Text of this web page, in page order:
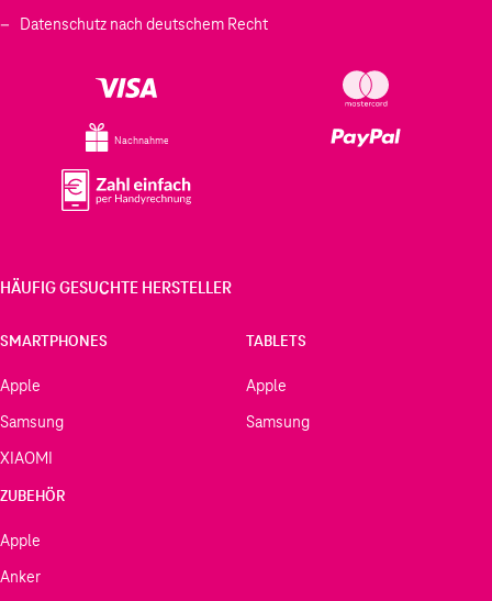
Datenschutz nach deutschem Recht
Nachnahme
HÄUFIG GESUCHTE HERSTELLER
SMARTPHONES
Apple
Samsung
XIAOMI
TABLETS
Apple
Samsung
ZUBEHÖR
Apple
Anker